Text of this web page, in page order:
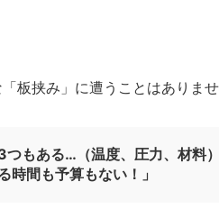
板挟み」に遭うことはありま
つもある…（温度、圧力、材料）
時間も予算もない！」